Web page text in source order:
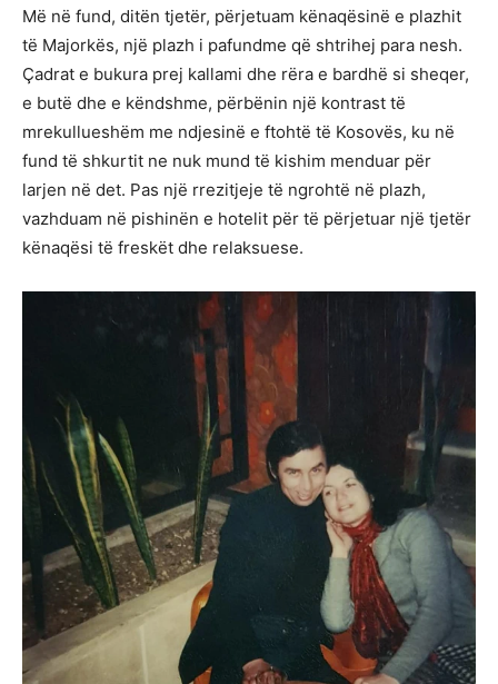
Më në fund, ditën tjetër, përjetuam kënaqësinë e plazhit
të Majorkës, një plazh i pafundme që shtrihej para nesh.
Çadrat e bukura prej kallami dhe rëra e bardhë si sheqer,
e butë dhe e këndshme, përbënin një kontrast të
mrekullueshëm me ndjesinë e ftohtë të Kosovës, ku në
fund të shkurtit ne nuk mund të kishim menduar për
larjen në det. Pas një rrezitjeje të ngrohtë në plazh,
vazhduam në pishinën e hotelit për të përjetuar një tjetër
kënaqësi të freskët dhe relaksuese.